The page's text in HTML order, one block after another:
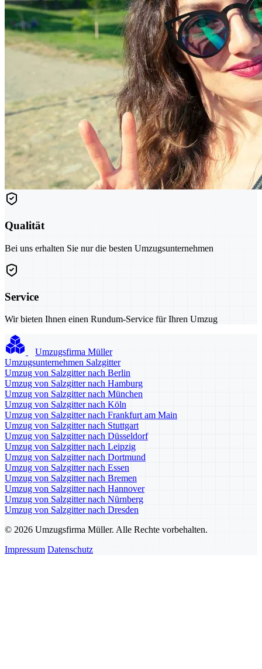
Qualität
Bei uns erhalten Sie nur die besten Umzugsunternehmen
Service
Wir bieten Ihnen einen Rundum-Service für Ihren Umzug
Umzugsfirma Müller
Umzugsunternehmen Salzgitter
Umzug von Salzgitter nach Berlin
Umzug von Salzgitter nach Hamburg
Umzug von Salzgitter nach München
Umzug von Salzgitter nach Köln
Umzug von Salzgitter nach Frankfurt am Main
Umzug von Salzgitter nach Stuttgart
Umzug von Salzgitter nach Düsseldorf
Umzug von Salzgitter nach Leipzig
Umzug von Salzgitter nach Dortmund
Umzug von Salzgitter nach Essen
Umzug von Salzgitter nach Bremen
Umzug von Salzgitter nach Hannover
Umzug von Salzgitter nach Nürnberg
Umzug von Salzgitter nach Dresden
© 2026 Umzugsfirma Müller. Alle Rechte vorbehalten.
Impressum Datenschutz